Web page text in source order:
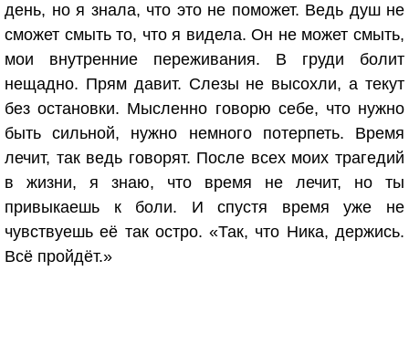
день, но я знала, что это не поможет. Ведь душ не
сможет смыть то, что я видела. Он не может смыть,
мои внутренние переживания. В груди болит
нещадно. Прям давит. Слезы не высохли, а текут
без остановки. Мысленно говорю себе, что нужно
быть сильной, нужно немного потерпеть. Время
лечит, так ведь говорят. После всех моих трагедий
в жизни, я знаю, что время не лечит, но ты
привыкаешь к боли. И спустя время уже не
чувствуешь её так остро. «Так, что Ника, держись.
Всё пройдёт.»